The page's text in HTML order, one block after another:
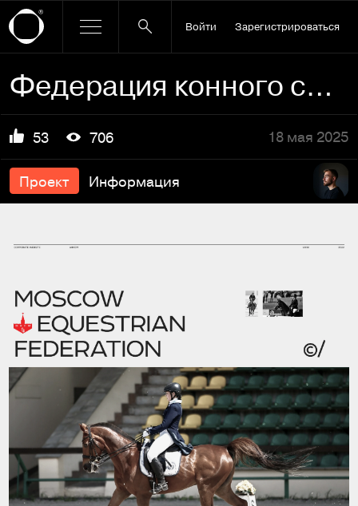
Войти Зарегистрироваться
Федерация конного спорта Москвы
53 706 18 мая 2025
Проект Информация